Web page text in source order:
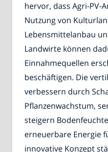
hervor, dass Agri-PV-
Nutzung von
Lebensmittelanbau
Landwirte können
Einnahmequellen
beschäftigen. Die
verbessern durch
Pflanzenwachstum,
steigern
erneuerbare Energie
innovative Konzept